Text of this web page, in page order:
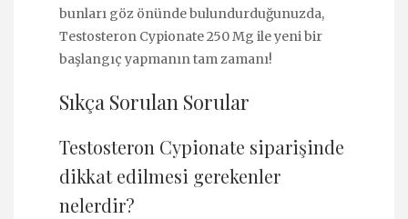
bunları göz önünde bulundurduğunuzda,
Testosteron Cypionate 250 Mg ile yeni bir
başlangıç yapmanın tam zamanı!
Sıkça Sorulan Sorular
Testosteron Cypionate siparişinde
dikkat edilmesi gerekenler
nelerdir?